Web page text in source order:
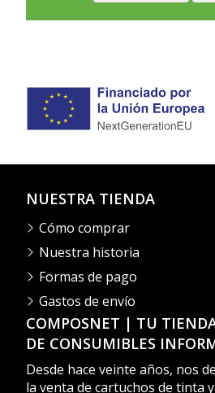
COMPOSNET | TU
DE CONSUMIBLES
Desde hace veinte años, nos
la venta de cartuchos de tinta
NUESTRA TIENDA
Cómo comprar
Nuestra historia
Formas de pago
Gastos de envío